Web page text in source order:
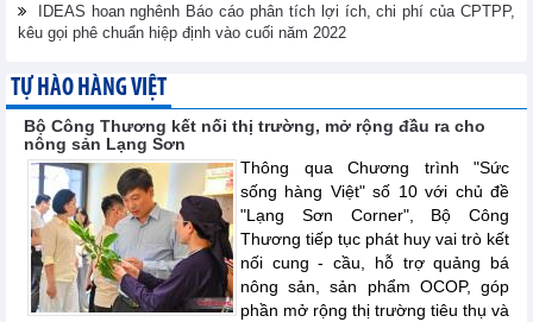
IDEAS hoan nghênh Báo cáo phân tích lợi ích, chi phí của CPTPP,
kêu gọi phê chuẩn hiệp định vào cuối năm 2022
TỰ HÀO HÀNG VIỆT
Bộ Công Thương kết nối thị trường, mở rộng đầu ra cho
nông sản Lạng Sơn
Thông qua Chương trình "Sức
sống hàng Việt" số 10 với chủ đề
"Lạng Sơn Corner", Bộ Công
Thương tiếp tục phát huy vai trò kết
nối cung - cầu, hỗ trợ quảng bá
nông sản, sản phẩm OCOP, góp
phần mở rộng thị trường tiêu thụ và